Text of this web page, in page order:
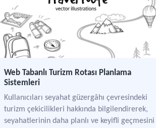
Web Tabanlı Turizm Rotası Planlama
Sistemleri
Kullanıcıları seyahat güzergâhı çevresindeki
turizm çekicilikleri hakkında bilgilendirerek,
seyahatlerinin daha planlı ve keyifli geçmesini